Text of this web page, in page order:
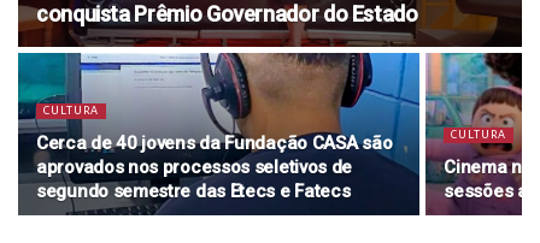
conquista Prêmio Governador do Estado
CULTURA
Cerca de 40 jovens da Fundação CASA são
aprovados nos processos seletivos de
segundo semestre das Etecs e Fatecs
CULTURA
Cinema no
sessões